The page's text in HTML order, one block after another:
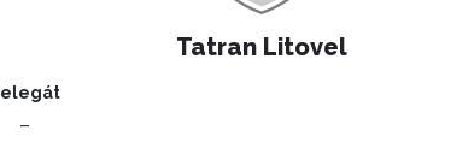
Tatran Litovel
–